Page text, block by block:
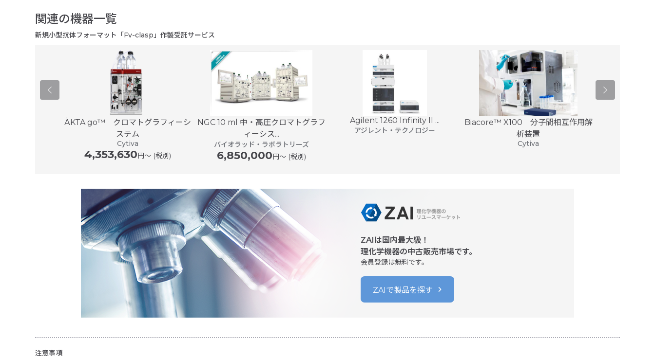
関連の機器一覧
新規小型抗体フォーマット「Fv-clasp」作製受託サービス
ÄKTA go™ クロマトグラフィーシ
ステム
Cytiva
4,353,630円〜 (税別)
NGC 10 ml 中・高圧クロマトグラフ
ィーシス...
バイオラッド・ラボラトリーズ
6,850,000円〜 (税別)
Agilent 1260 Infinity II ...
アジレント・テクノロジー
Biacore™ X100 分子間相互作用解
析装置
Cytiva
ZAIは国内最大級！
理化学機器の中古販売市場です。
会員登録は無料です。
ZAIで製品を探す
注意事項